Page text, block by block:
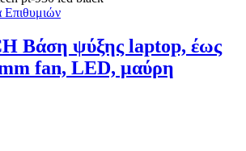
Βάση ψύξης laptop, έως
fan, LED, μαύρη